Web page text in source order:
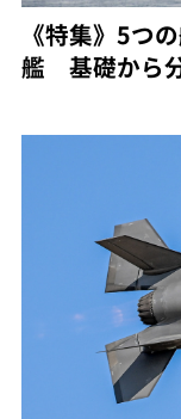
《特集》5つ
艦 基礎から